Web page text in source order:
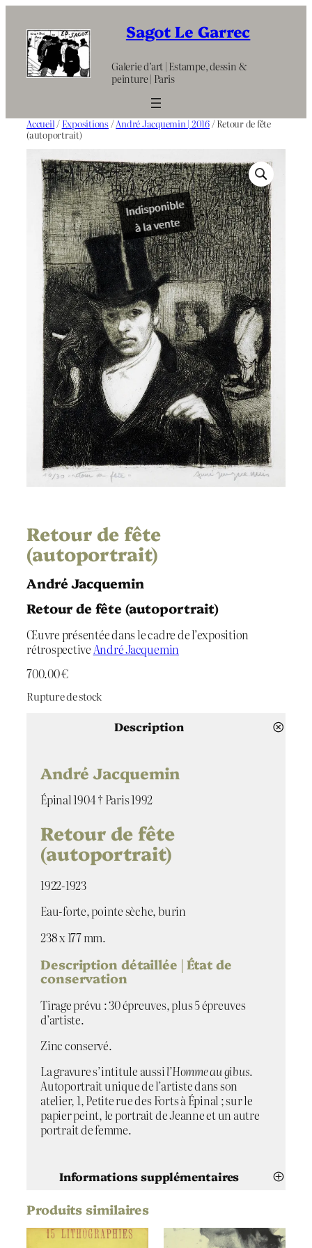
contenu
Sagot Le Garrec
Galerie d’art | Estampe, dessin &
peinture | Paris
Accueil / Expositions /André Jacquemin | 2016 / Retour de fête
(autoportrait)
Retour de fête
(autoportrait)
André Jacquemin
Retour de fête (autoportrait)
Œuvre présentée dans le cadre de l’exposition
rétrospective André Jacquemin
700.00€
Rupture de stock
Description
André Jacquemin
Épinal 1904 † Paris 1992
Retour de fête
(autoportrait)
1922-1923
Eau-forte, pointe sèche, burin
238 x 177 mm.
Description détaillée | État de
conservation
Tirage prévu : 30 épreuves, plus 5 épreuves
d’artiste.
Zinc conservé.
La gravure s’intitule aussil’Homme au gibus.
Autoportrait unique de l’artiste dans son
atelier, 1, Petite rue des Forts à Épinal ; sur le
papier peint, le portrait de Jeanne et un autre
portrait de femme.
Informations supplémentaires
Attributs Valeur
Produits similaires